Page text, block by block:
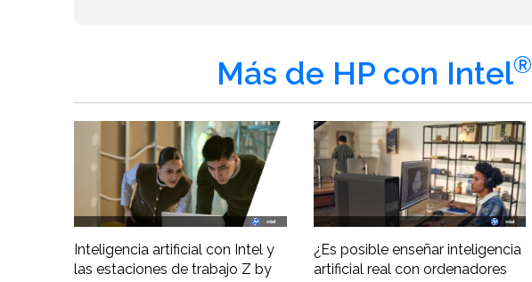
Más de HP con Intel®
Inteligencia artificial con Intel y
las estaciones de trabajo Z by
¿Es posible enseñar inteligencia
artificial real con ordenadores